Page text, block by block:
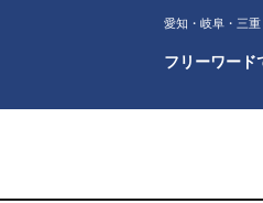
愛知・岐阜・三
フリーワード